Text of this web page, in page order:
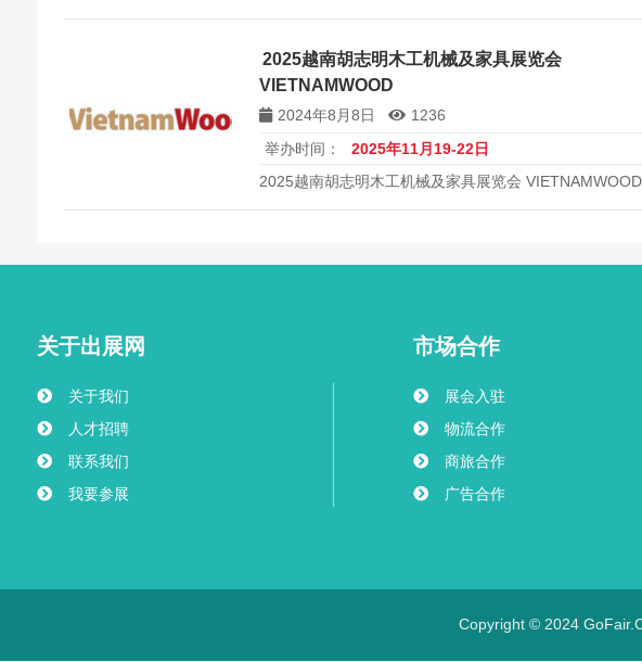
2025越南胡志明木工机械及家具展览会
VIETNAMWOOD
2024年8月8日
1236
举办时间：
2025年11月19-22日
2025越南胡志明木工机械及家具展览会 VIETNAMWOOD
关于出展网
关于我们
人才招聘
联系我们
我要参展
市场合作
展会入驻
物流合作
商旅合作
广告合作
Copyright © 2024